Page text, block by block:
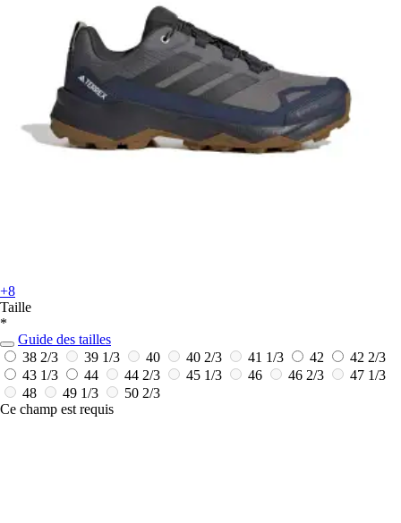
+8
Taille
*
Guide des tailles
38 2/3
39 1/3 40 40 2/3 41 1/3 42
42 2/3
43 1/3
44 44 2/3 45 1/3 46 46 2/3
47 1/3
48
49 1/3
50 2/3
Ce champ est requis